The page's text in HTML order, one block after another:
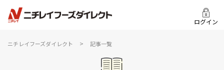
ログイン
ニチレイフーズダイレクト > 記事一覧